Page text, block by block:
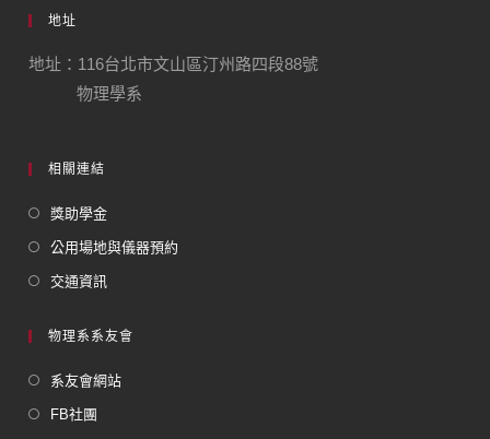
地址
地址：116台北市文山區汀州路四段88號
物理學系
相關連結
獎助學金
公用場地與儀器預約
交通資訊
物理系系友會
系友會網站
FB社團